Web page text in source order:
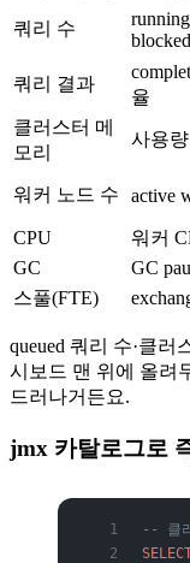
쿼리 수
blocked
쿼리 결과
율
클러스터 메
모리
사용
워커 노드 수 active
CPU
워커
GC
GC
스풀(FTE)
queued 쿼리 수·클러
시보드 맨 위에 올려
드러나거든요.
jmx 카탈로그로
-- 클